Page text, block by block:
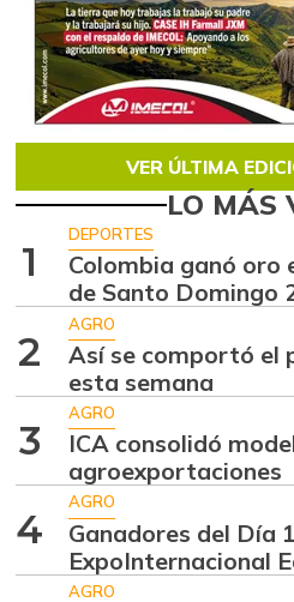
VER ÚLTIMA
LO MÁS
1
DEPORTES
Colombia ganó oro
de Santo Domingo
2
AGRO
Así se comportó el
esta semana
3
AGRO
ICA consolidó
agroexportaciones
4
AGRO
Ganadores del Día
ExpoInternacional
AGRO